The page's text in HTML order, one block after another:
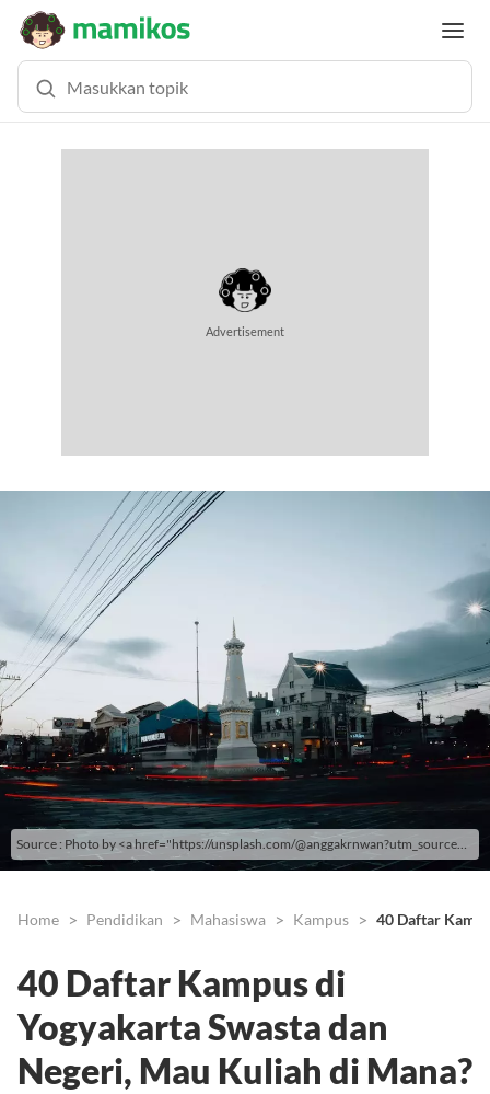
Advertisement
Home Pendidikan Mahasiswa Kampus 40 Daftar
40 Daftar Kampus di
Yogyakarta Swasta dan
Negeri, Mau Kuliah di Mana?